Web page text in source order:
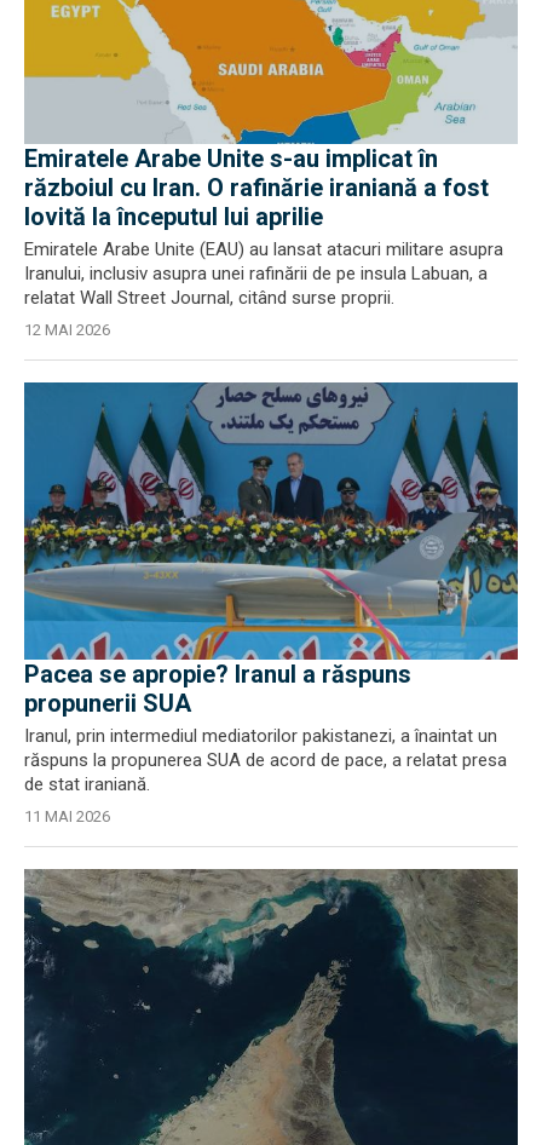
Emiratele Arabe Unite s-au implicat în
războiul cu Iran. O rafinărie iraniană a fost
lovită la începutul lui aprilie
Emiratele Arabe Unite (EAU) au lansat atacuri militare asupra
Iranului, inclusiv asupra unei rafinării de pe insula Labuan, a
relatat Wall Street Journal, citând surse proprii.
12 MAI 2026
Pacea se apropie? Iranul a răspuns
propunerii SUA
Iranul, prin intermediul mediatorilor pakistanezi, a înaintat un
răspuns la propunerea SUA de acord de pace, a relatat presa
de stat iraniană.
11 MAI 2026